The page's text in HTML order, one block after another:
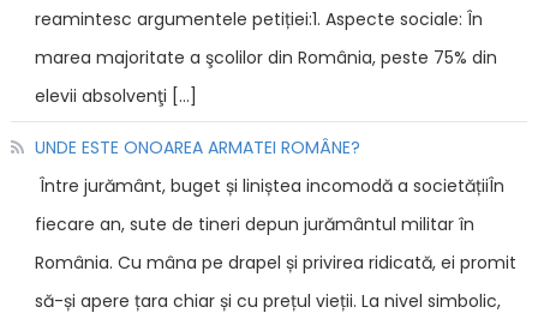
reamintesc argumentele petiției:1. Aspecte sociale: În
marea majoritate a şcolilor din România, peste 75% din
elevii absolvenţi […]
UNDE ESTE ONOAREA ARMATEI ROMÂNE?
Între jurământ, buget și liniștea incomodă a societățiiÎn
fiecare an, sute de tineri depun jurământul militar în
România. Cu mâna pe drapel și privirea ridicată, ei promit
să-și apere țara chiar și cu prețul vieții. La nivel simbolic,